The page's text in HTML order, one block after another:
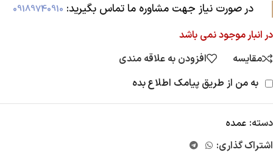
در صورت نیاز جهت مشاوره ما تماس بگیرید:‌ 09189740910
در انبار موجود نمی باشد
مقایسه
افزودن به علاقه مندی
به من از طریق پیامک اطلاع بده
دسته: عمده
اشتراک گذاری: